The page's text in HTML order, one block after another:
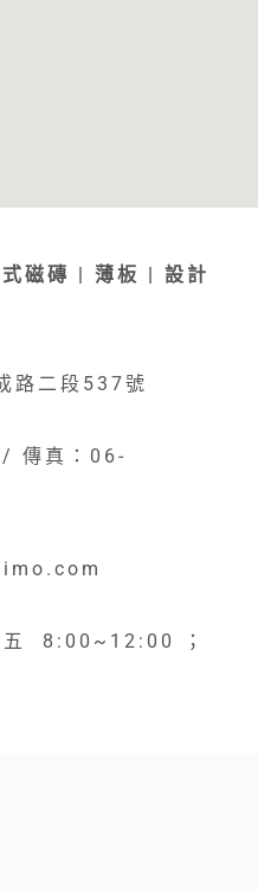
磁磚 | 薄板 | 設計
路二段537號
傳真：06-
五 8:00~12:00 ；